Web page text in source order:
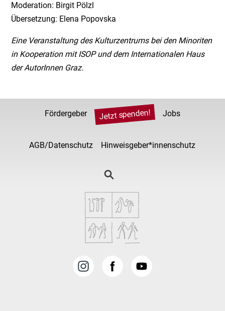
Moderation: Birgit Pölzl
Übersetzung: Elena Popovska
Eine Veranstaltung des Kulturzentrums bei den Minoriten
in Kooperation mit ISOP und dem Internationalen Haus
der AutorInnen Graz.
Fördergeber Jetzt spenden! Jobs
AGB/Datenschutz Hinweisgeber*innenschutz